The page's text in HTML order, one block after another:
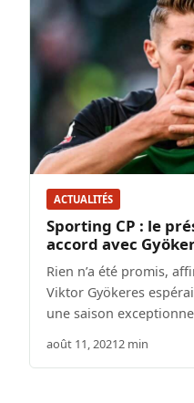
ACTUALITÉS
Sporting CP : le
accord avec
Rien n’a été promis,
Viktor Gyökeres
une saison
août 11, 20212 min